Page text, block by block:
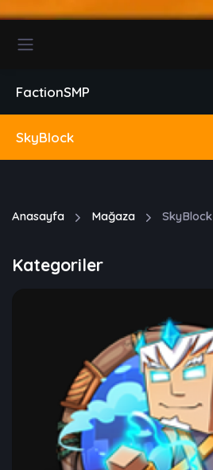
FactionSMP
SkyBlock
Anasayfa Mağaza SkyBlock
Kategoriler